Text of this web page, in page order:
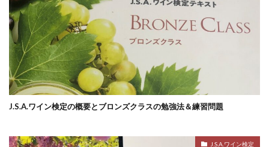
J.S.A.ワイン検定の概要とブロンズクラスの勉強法＆練習問題
J.S.A.ワイン検定